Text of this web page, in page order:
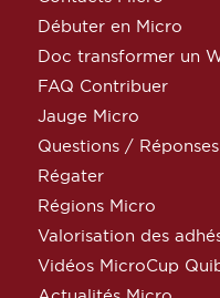
Débuter en Micro
Doc transformer un
FAQ Contribuer
Jauge Micro
Questions / Réponses
Régater
Régions Micro
Valorisation des
Vidéos MicroCup